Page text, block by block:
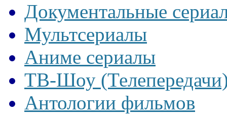
Документальные
Мультсериалы
Аниме сериалы
ТВ-Шоу
Антологии фильмов